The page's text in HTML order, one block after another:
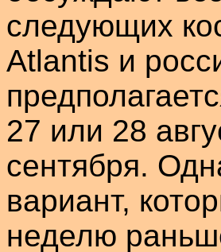
следующих
Atlantis и
27 или 28
сентября.
вариант,
неделю